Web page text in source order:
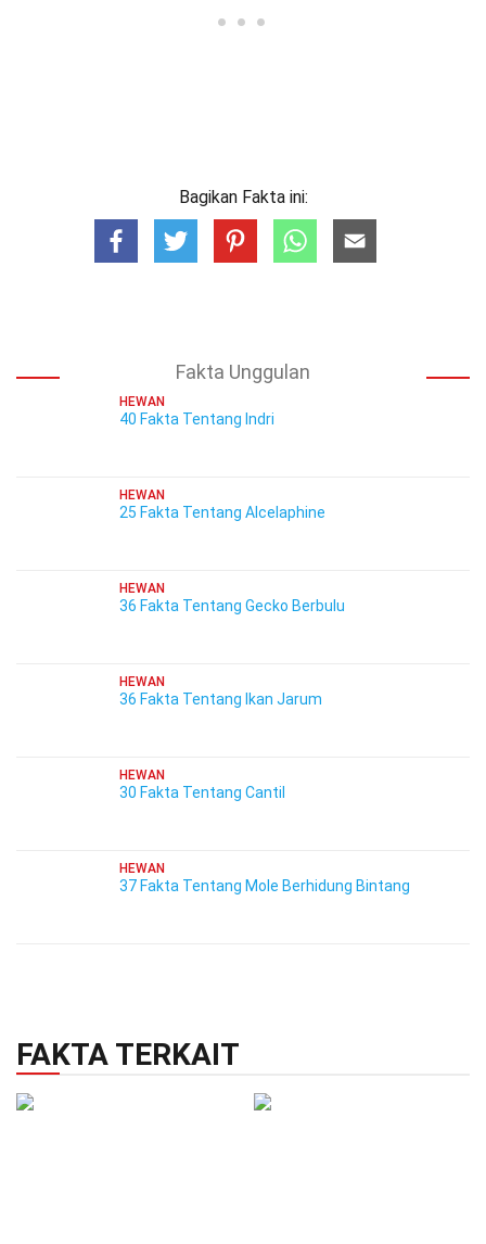
Bagikan Fakta ini:
Fakta Unggulan
HEWAN
40 Fakta Tentang Indri
HEWAN
25 Fakta Tentang Alcelaphine
HEWAN
36 Fakta Tentang Gecko Berbulu
HEWAN
36 Fakta Tentang Ikan Jarum
HEWAN
30 Fakta Tentang Cantil
HEWAN
37 Fakta Tentang Mole Berhidung Bintang
FAKTA TERKAIT